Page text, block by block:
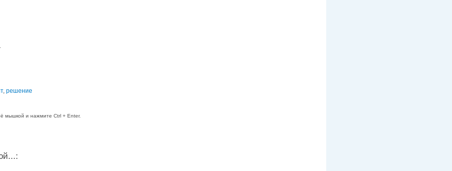
, решение
мышкой и нажмите Ctrl + Enter.